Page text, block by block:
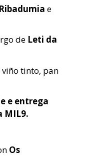
e
de Leti da
tinto, pan
e entrega
MIL9.
Os